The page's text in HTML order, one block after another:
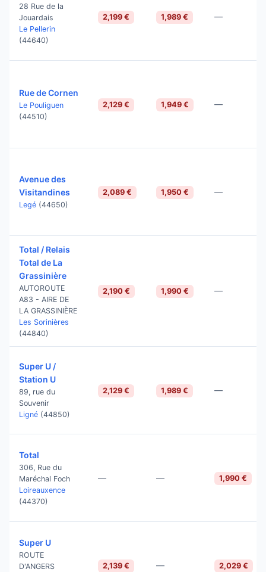
28 Rue de la
Jouardais
Le Pellerin
(44640)
2,199 € 1,989 € —
Rue de Cornen
Le Pouliguen
(44510)
2,129 € 1,949 € —
Avenue des
Visitandines
Legé (44650)
2,089 € 1,950 € —
Total / Relais
Total de La
Grassinière
AUTOROUTE
A83 - AIRE DE
LA GRASSINIÈRE
Les Sorinières
(44840)
2,190 € 1,990 € —
Super U /
Station U
89, rue du
Souvenir
Ligné (44850)
2,129 € 1,989 € —
Total
306, Rue du
Maréchal Foch
Loireauxence
(44370)
— — 1,990 €
Super U
ROUTE
D'ANGERS
2,139 € — 2,029 €